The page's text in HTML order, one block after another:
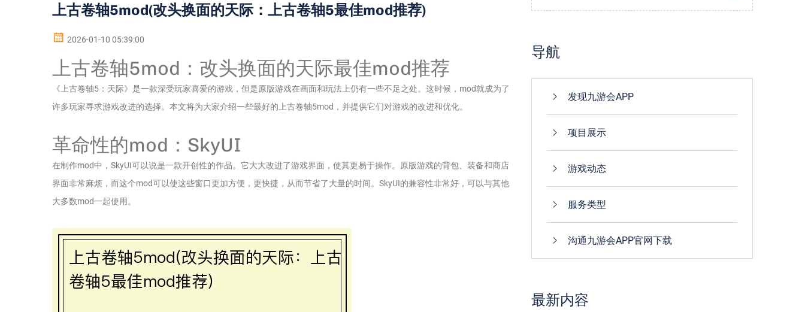
上古卷轴5mod(改头换面的天际：上古卷轴5最佳mod推荐)
2026-01-10 05:39:00
上古卷轴5mod：改头换面的天际最佳mod推荐
《上古卷轴5：天际》是一款深受玩家喜爱的游戏，但是原版游戏在画面和玩法上仍有一些不足之处。这时候，mod就成为了
许多玩家寻求游戏改进的选择。本文将为大家介绍一些最好的上古卷轴5mod，并提供它们对游戏的改进和优化。
革命性的mod：SkyUI
在制作mod中，SkyUI可以说是一款开创性的作品。它大大改进了游戏界面，使其更易于操作。原版游戏的背包、装备和商店
界面非常麻烦，而这个mod可以使这些窗口更加方便，更快捷，从而节省了大量的时间。SkyUI的兼容性非常好，可以与其他
大多数mod一起使用。
导航
发现九游会APP
项目展示
游戏动态
服务类型
沟通九游会APP官网下载
最新内容